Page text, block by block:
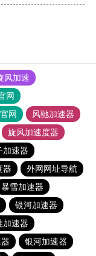
风加速
网
网
风驰加速器
旋风加速度器
加速器
器
外网网址导航
暴雪加速器
银河加速器
加速器
银河加速器